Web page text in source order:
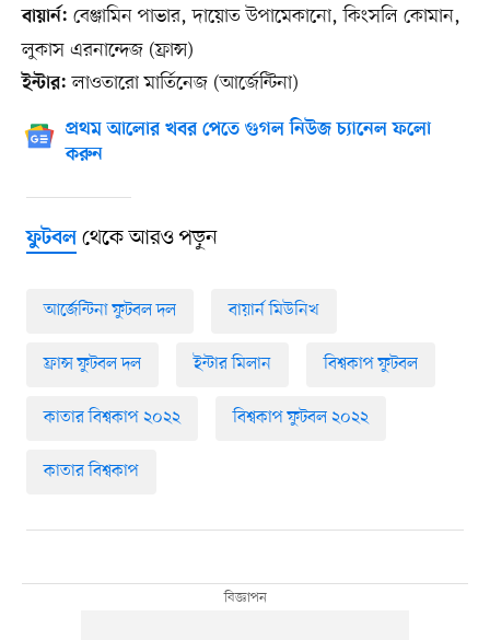
বায়ার্ন: বেঞ্জামিন পাভার, দায়োত উপামেকানো, কিংসলি কোমান,
লুকাস এরনান্দেজ (ফ্রান্স)
ইন্টার: লাওতারো মার্তিনেজ (আর্জেন্টিনা)
প্রথম আলোর খবর পেতে গুগল নিউজ চ্যানেল ফলো
করুন
ফুটবলথেকে আরও পড়ুন
আর্জেন্টিনা ফুটবল দল বায়ার্ন মিউনিখ
ফ্রান্স ফুটবল দল ইন্টার মিলান বিশ্বকাপ ফুটবল
কাতার বিশ্বকাপ ২০২২ বিশ্বকাপ ফুটবল ২০২২
কাতার বিশ্বকাপ